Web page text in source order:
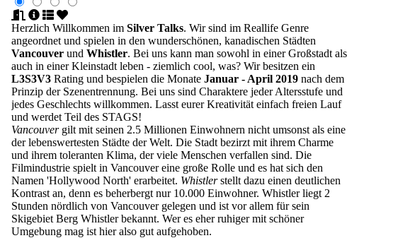
Herzlich Willkommen im Silver Talks. Wir sind im Reallife Genre
angeordnet und spielen in den wunderschönen, kanadischen Städten
Vancouver und Whistler. Bei uns kann man sowohl in einer Großstadt als
auch in einer Kleinstadt leben - ziemlich cool, was? Wir besitzen ein
L3S3V3 Rating und bespielen die Monate Januar - April 2019 nach dem
Prinzip der Szenentrennung. Bei uns sind Charaktere jeder Altersstufe und
jedes Geschlechts willkommen. Lasst eurer Kreativität einfach freien Lauf
und werdet Teil des STAGS!
Vancouvergilt mit seinen 2.5 Millionen Einwohnern nicht umsonst als eine
der lebenswertesten Städte der Welt. Die Stadt bezirzt mit ihrem Charme
und ihrem toleranten Klima, der viele Menschen verfallen sind. Die
Filmindustrie spielt in Vancouver eine große Rolle und es hat sich den
Namen 'Hollywood North' erarbeitet. Whistlerstellt dazu einen deutlichen
Kontrast an, denn es beherbergt nur 10.000 Einwohner. Whistler liegt 2
Stunden nördlich von Vancouver gelegen und ist vor allem für sein
Skigebiet Berg Whistler bekannt. Wer es eher ruhiger mit schöner
Umgebung mag ist hier also gut aufgehoben.